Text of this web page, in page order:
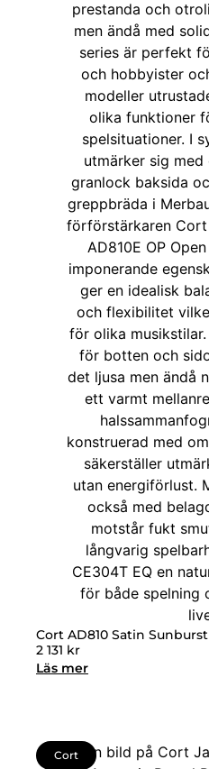
Cort AD810 Satin Sunburst
2 131 kr
Läs mer
Cort